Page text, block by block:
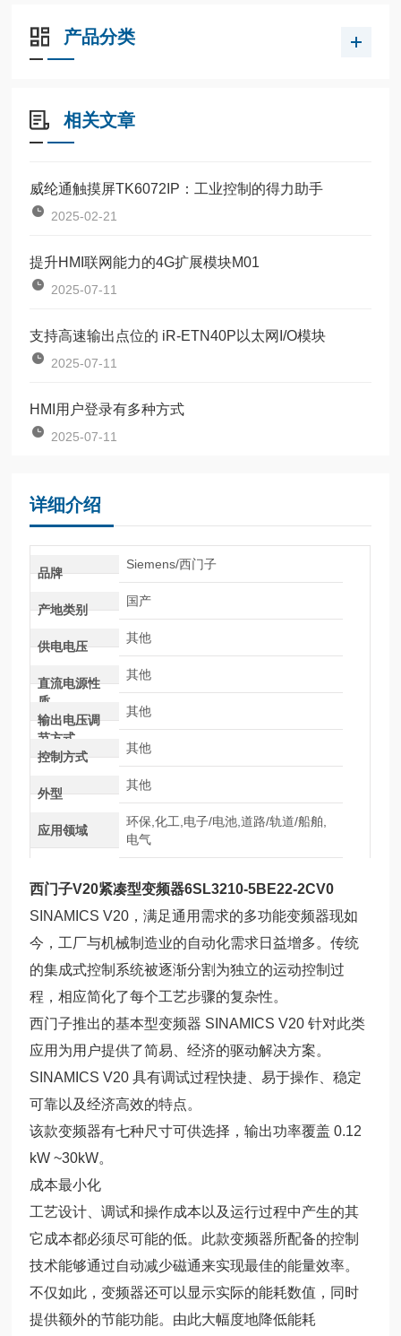
产品分类
相关文章
威纶通触摸屏TK6072IP：工业控制的得力助手
2025-02-21
提升HMI联网能力的4G扩展模块M01
2025-07-11
支持高速输出点位的 iR-ETN40P以太网I/O模块
2025-07-11
HMI用户登录有多种方式
2025-07-11
详细介绍
品牌
Siemens/西门子
产地类别
国产
供电电压
其他
直流电源性
质
其他
输出电压调
节方式
其他
控制方式
其他
外型
其他
应用领域
环保,化工,电子/电池,道路/轨道/船舶,
电气
西门子V20紧凑型变频器6SL3210-5BE22-2CV0
SINAMICS V20，满足通用需求的多功能变频器现如
今，工厂与机械制造业的自动化需求日益增多。传统
的集成式控制系统被逐渐分割为独立的运动控制过
程，相应简化了每个工艺步骤的复杂性。
西门子推出的基本型变频器 SINAMICS V20 针对此类
应用为用户提供了简易、经济的驱动解决方案。
SINAMICS V20 具有调试过程快捷、易于操作、稳定
可靠以及经济高效的特点。
该款变频器有七种尺寸可供选择，输出功率覆盖 0.12
kW ~30kW。
成本最小化
工艺设计、调试和操作成本以及运行过程中产生的其
它成本都必须尽可能的低。此款变频器所配备的控制
技术能够通过自动减少磁通来实现最佳的能量效率。
不仅如此，变频器还可以显示实际的能耗数值，同时
提供额外的节能功能。由此大幅度地降低能耗